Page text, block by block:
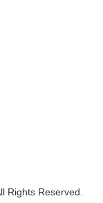
Rights Reserved.